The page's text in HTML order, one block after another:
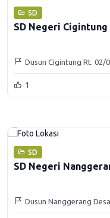
SD
SD Negeri Cigintung
Dusun Cigintung Rt. 02/
Kabupaten Sumedang
1
SD
SD Negeri
Dusun Nanggerang
Sumedang